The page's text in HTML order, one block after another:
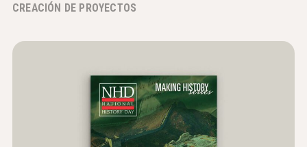
Noticias y Eventos
Acerca de NHD
Involucrarse
CREACIÓN DE PROYECTOS